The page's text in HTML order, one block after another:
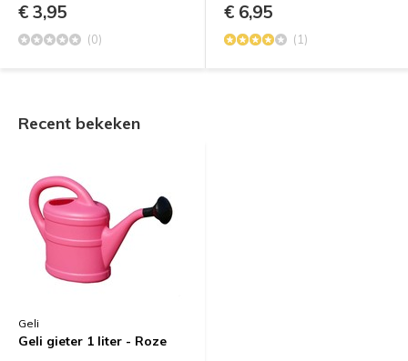
€ 3,95
(0)
€ 6,95
(1)
Recent bekeken
Geli
Geli gieter 1 liter - Roze